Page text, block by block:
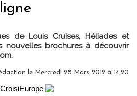
de Louis Cruises, Héliades et
nouvelles brochures à découvrir
le Mercredi 28 Mars 2012 à 14:20